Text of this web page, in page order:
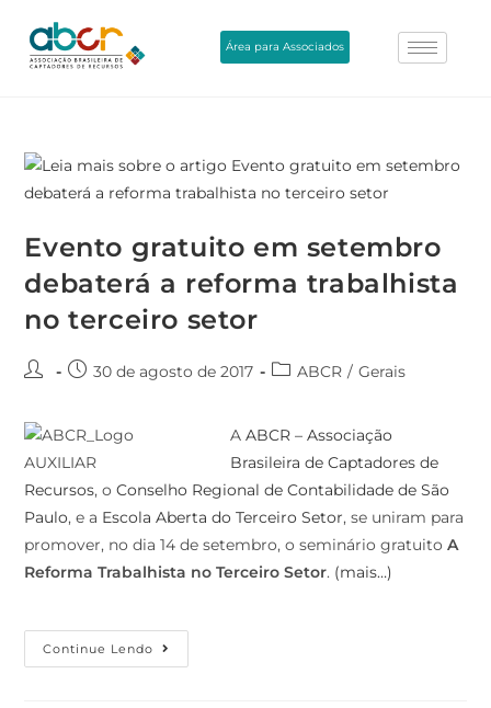
Área para Associados
Evento gratuito em setembro
debaterá a reforma trabalhista
no terceiro setor
30 de agosto de 2017 ABCR / Gerais
AABCR – Associação
Brasileira de Captadores de
Recursos, oConselho Regional de Contabilidade de São
Paulo, e a Escola Aberta do Terceiro Setor, se uniram para
promover, no dia 14 de setembro, o seminário gratuitoA
Reforma Trabalhista no Terceiro Setor. (mais…)
Continue Lendo